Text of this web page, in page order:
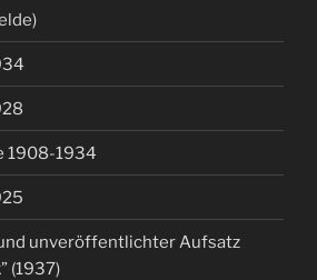
1908-1934
unveröffentlichter Aufsatz
(1937)